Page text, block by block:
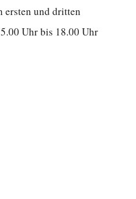
ersten und dritten
Uhr bis 18.00 Uhr